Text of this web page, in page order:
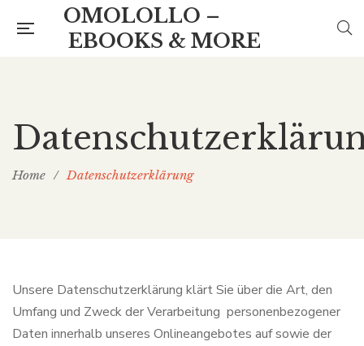
OMOLOLLO –
EBOOKS & MORE
Home / Datenschutzerklärung
Unsere Datenschutzerklärung klärt Sie über die Art, den
Umfang und Zweck der Verarbeitung personenbezogener
Daten innerhalb unseres Onlineangebotes auf sowie der